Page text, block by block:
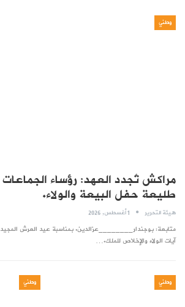
وطني
مراكش تُجدد العهد: رؤساء الجماعات
طليعة حفل البيعة والولاء.
هيئة التحرير 1 أغسطس, 2026
متابعة: بوجندار________عزالدين. بمناسبة عيد العرش
آيات الولاء والإخلاص للملك.…
وطني وطني